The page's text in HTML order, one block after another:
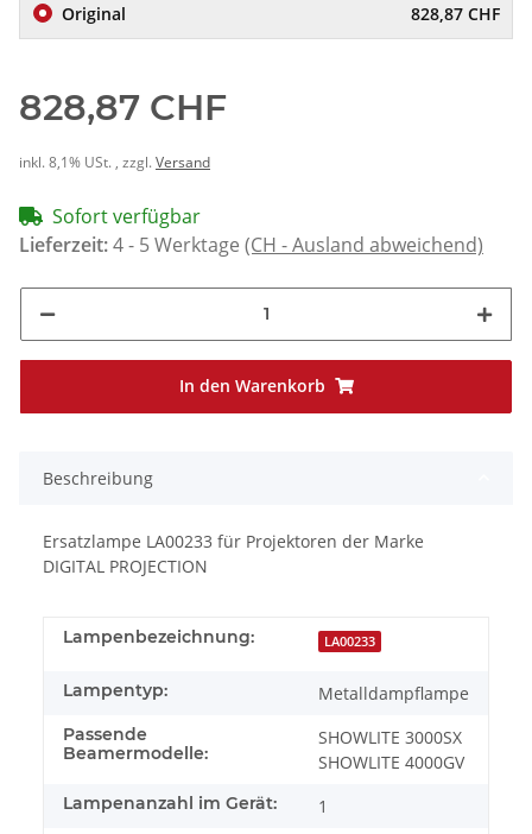
Original 828,87 CHF
828,87 CHF
inkl. 8,1% USt. , zzgl.Versand
Sofort verfügbar
Lieferzeit:4 - 5 Werktage (CH - Ausland abweichend)
In den Warenkorb
Beschreibung
Ersatzlampe LA00233 für Projektoren der Marke
DIGITAL PROJECTION
Lampenbezeichnung: LA00233
Lampentyp: Metalldampflampe
Passende
Beamermodelle:
SHOWLITE 3000SX
SHOWLITE 4000GV
Lampenanzahl im Gerät: 1